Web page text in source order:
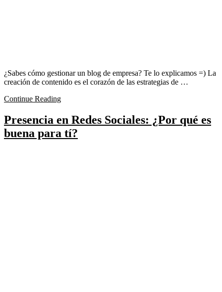
¿Sabes cómo gestionar un blog de empresa? Te lo explicamos =) La
creación de contenido es el corazón de las estrategias de …
Continue Reading
Presencia en Redes Sociales: ¿Por qué es
buena para tí?